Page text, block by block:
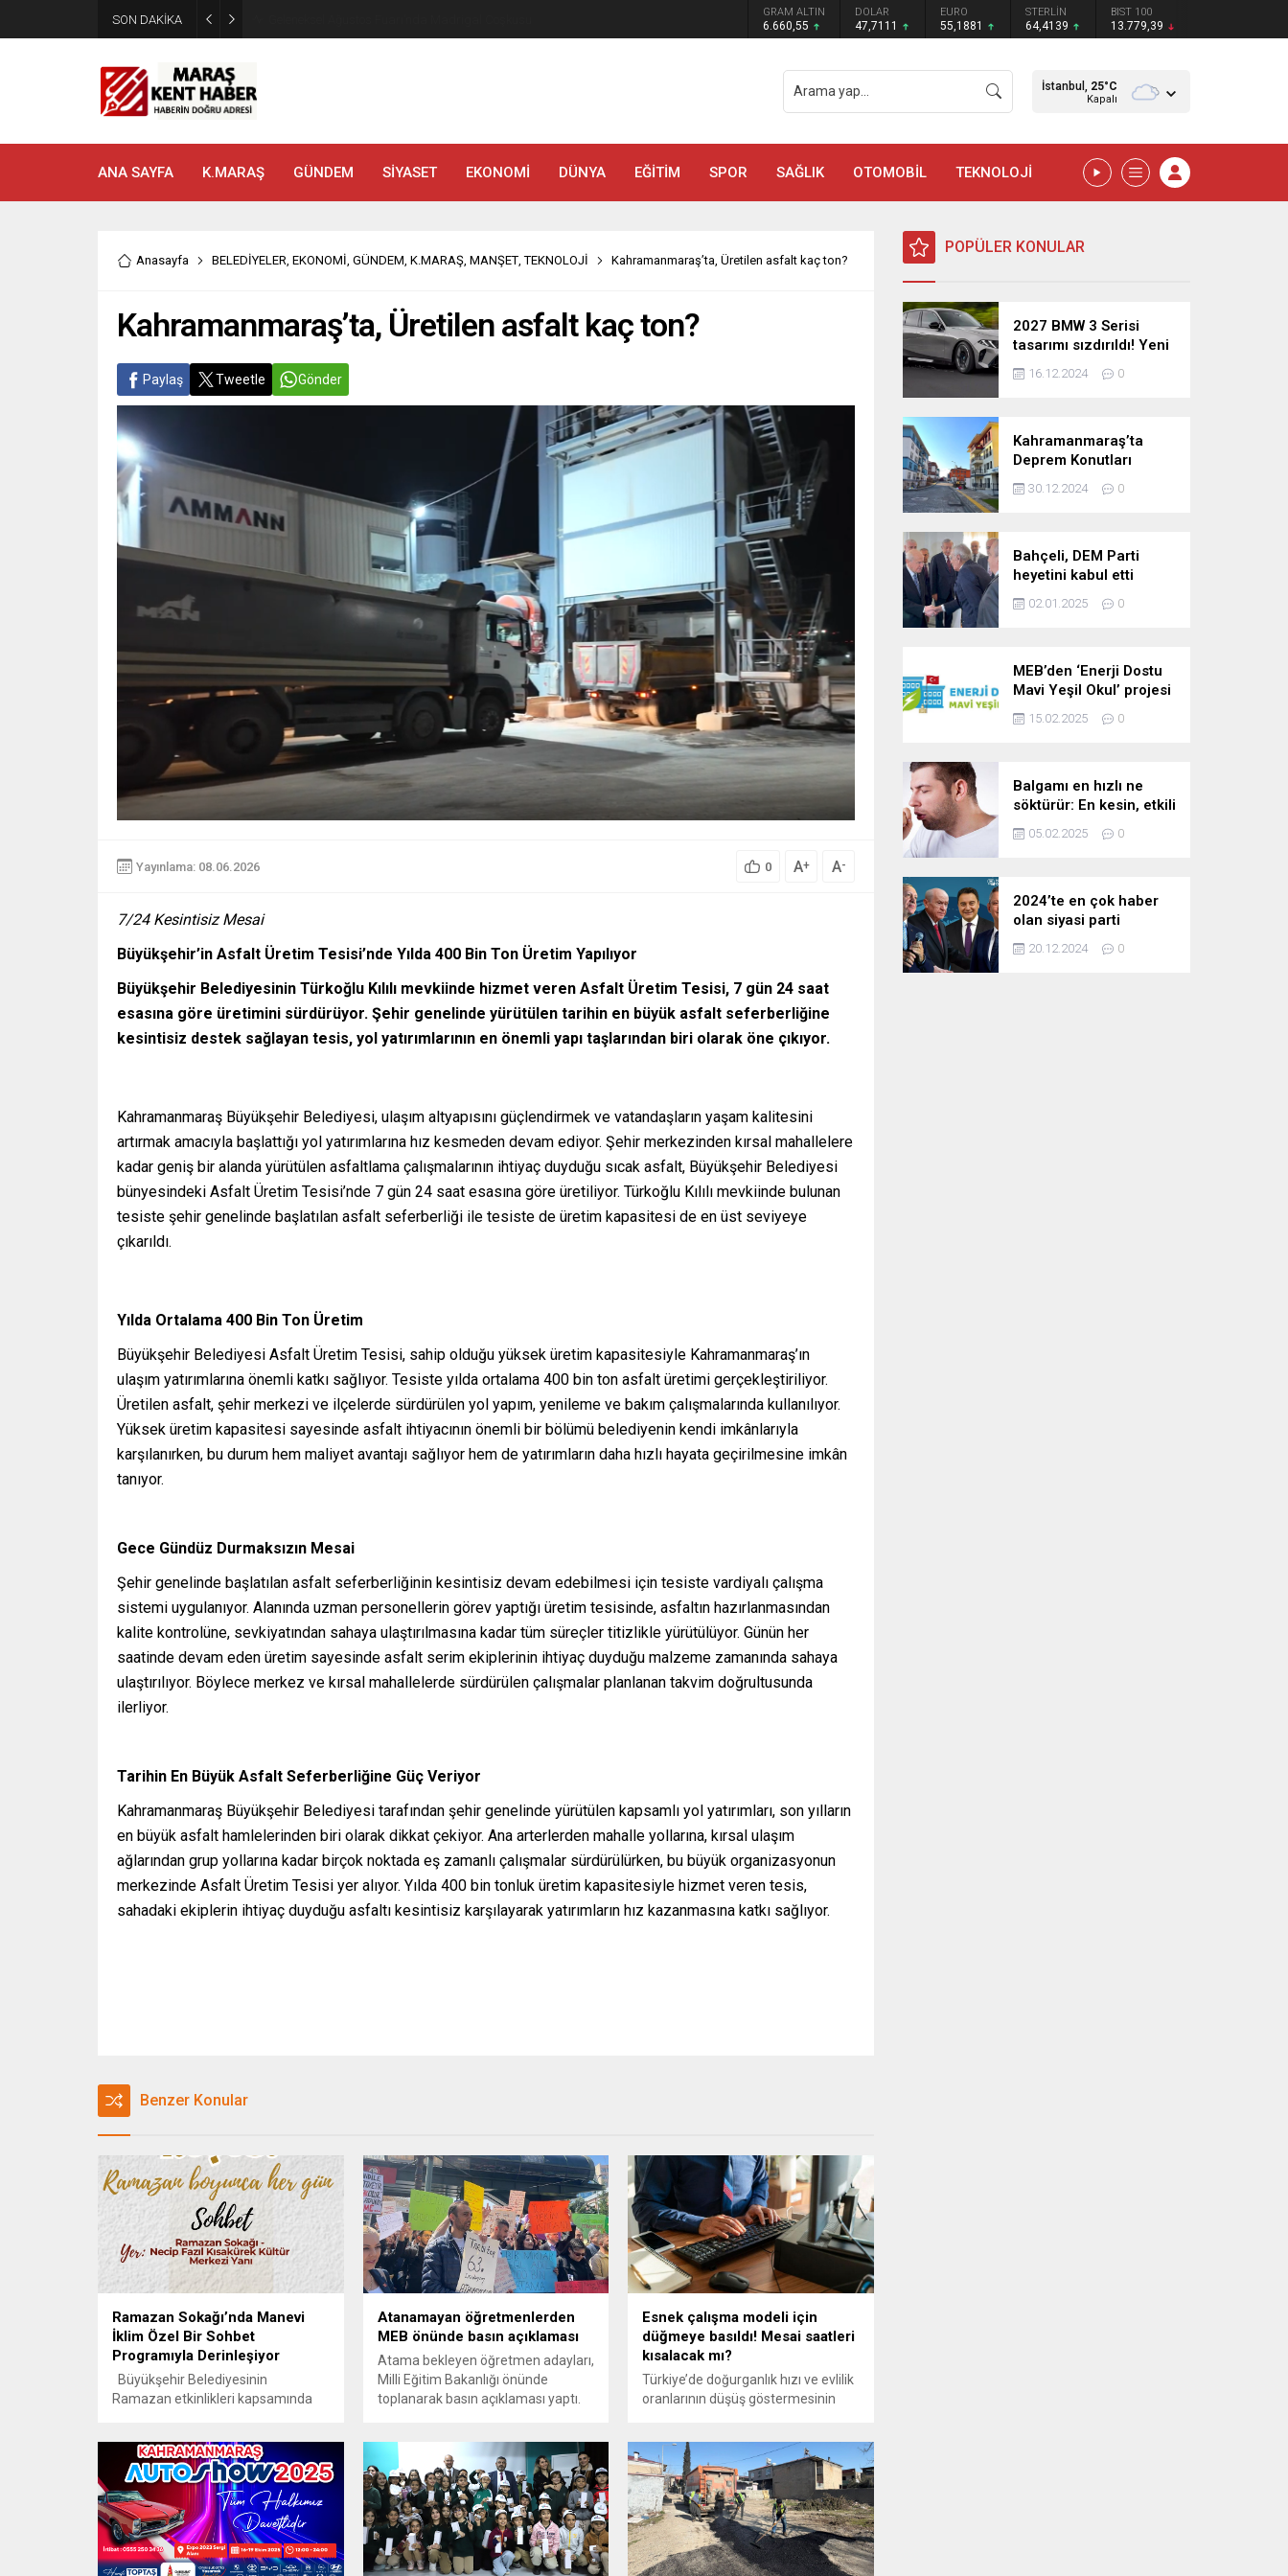
SON DAKİKA GRAM ALTIN
6.660,55
DOLAR
47,7111
EURO
55,1881
STERLİN
64,4139
BIST 100
13.779,39
İstanbul, 25°C
Kapalı
ANA SAYFA K.MARAŞ GÜNDEM SİYASET EKONOMİ DÜNYA EĞİTİM SPOR SAĞLIK OTOMOBİL TEKNOLOJİ
Anasayfa BELEDİYELER, EKONOMİ, GÜNDEM, K.MARAŞ, MANŞET,TEKNOLOJİ Kahramanmaraş’ta, Üretilen asfalt kaç ton?
Kahramanmaraş’ta, Üretilen asfalt kaç ton?
Paylaş Tweetle Gönder
Yayınlama: 08.06.2026 0 A+ A-
7/24 Kesintisiz Mesai
Büyükşehir’in Asfalt Üretim Tesisi’nde Yılda 400 Bin Ton Üretim Yapılıyor
Büyükşehir Belediyesinin Türkoğlu Kılılı mevkiinde hizmet veren Asfalt Üretim Tesisi, 7 gün 24 saat
esasına göre üretimini sürdürüyor. Şehir genelinde yürütülen tarihin en büyük asfalt seferberliğine
kesintisiz destek sağlayan tesis, yol yatırımlarının en önemli yapı taşlarından biri olarak öne çıkıyor.
Kahramanmaraş Büyükşehir Belediyesi, ulaşım altyapısını güçlendirmek ve vatandaşların yaşam kalitesini
artırmak amacıyla başlattığı yol yatırımlarına hız kesmeden devam ediyor. Şehir merkezinden kırsal mahallelere
kadar geniş bir alanda yürütülen asfaltlama çalışmalarının ihtiyaç duyduğu sıcak asfalt, Büyükşehir Belediyesi
bünyesindeki Asfalt Üretim Tesisi’nde 7 gün 24 saat esasına göre üretiliyor. Türkoğlu Kılılı mevkiinde bulunan
tesiste şehir genelinde başlatılan asfalt seferberliği ile tesiste de üretim kapasitesi de en üst seviyeye
çıkarıldı.
Yılda Ortalama 400 Bin Ton Üretim
Büyükşehir Belediyesi Asfalt Üretim Tesisi, sahip olduğu yüksek üretim kapasitesiyle Kahramanmaraş’ın
ulaşım yatırımlarına önemli katkı sağlıyor. Tesiste yılda ortalama 400 bin ton asfalt üretimi gerçekleştiriliyor.
Üretilen asfalt, şehir merkezi ve ilçelerde sürdürülen yol yapım, yenileme ve bakım çalışmalarında kullanılıyor.
Yüksek üretim kapasitesi sayesinde asfalt ihtiyacının önemli bir bölümü belediyenin kendi imkânlarıyla
karşılanırken, bu durum hem maliyet avantajı sağlıyor hem de yatırımların daha hızlı hayata geçirilmesine imkân
tanıyor.
Gece Gündüz Durmaksızın Mesai
Şehir genelinde başlatılan asfalt seferberliğinin kesintisiz devam edebilmesi için tesiste vardiyalı çalışma
sistemi uygulanıyor. Alanında uzman personellerin görev yaptığı üretim tesisinde, asfaltın hazırlanmasından
kalite kontrolüne, sevkiyatından sahaya ulaştırılmasına kadar tüm süreçler titizlikle yürütülüyor. Günün her
saatinde devam eden üretim sayesinde asfalt serim ekiplerinin ihtiyaç duyduğu malzeme zamanında sahaya
ulaştırılıyor. Böylece merkez ve kırsal mahallelerde sürdürülen çalışmalar planlanan takvim doğrultusunda
ilerliyor.
Tarihin En Büyük Asfalt Seferberliğine Güç Veriyor
Kahramanmaraş Büyükşehir Belediyesi tarafından şehir genelinde yürütülen kapsamlı yol yatırımları, son yılların
en büyük asfalt hamlelerinden biri olarak dikkat çekiyor. Ana arterlerden mahalle yollarına, kırsal ulaşım
ağlarından grup yollarına kadar birçok noktada eş zamanlı çalışmalar sürdürülürken, bu büyük organizasyonun
merkezinde Asfalt Üretim Tesisi yer alıyor. Yılda 400 bin tonluk üretim kapasitesiyle hizmet veren tesis,
sahadaki ekiplerin ihtiyaç duyduğu asfaltı kesintisiz karşılayarak yatırımların hız kazanmasına katkı sağlıyor.
Benzer Konular
Ramazan Sokağı’nda Manevi
İklim Özel Bir Sohbet
Programıyla Derinleşiyor
Büyükşehir Belediyesinin
Ramazan etkinlikleri kapsamında
Üniversitesi İslami İlimler Fakültesi
Dekanı Prof. Dr. Hasan Kamil
Yılmaz’ın katılımıyla özel bir sohbet
programı gerçekleştirilecek.
Kahramanmaraş Büyükşehir
Belediyesi, Ramazan ayının huzur
ve kardeşlik iklimini şehir genelinde
Atanamayan öğretmenlerden
MEB önünde basın açıklaması
Atama bekleyen öğretmen adayları,
Milli Eğitim Bakanlığı önünde
toplanarak basın açıklaması yaptı.
Esnek çalışma modeli için
düğmeye basıldı! Mesai saatleri
kısalacak mı?
Türkiye’de doğurganlık hızı ve evlilik
oranlarının düşüş göstermesinin
çalışma hayatından kopmaması için
birçok yeni model için düğmeye
basıldı. Bunların en başında ise
esnek çalışma modeli ve bazı
destekler geliyor. Peki mesai
saatleri kısalır mı? İşte detaylar...
POPÜLER KONULAR
2027 BMW 3 Serisi
tasarımı sızdırıldı! Yeni
nesil sedan’dan
şaşırtıcı yenilikler!
16.12.2024 0
Kahramanmaraş’ta
Deprem Konutları
2025’te Teslim Edilecek
30.12.2024 0
Bahçeli, DEM Parti
heyetini kabul etti
02.01.2025 0
MEB’den ‘Enerji Dostu
Mavi Yeşil Okul’ projesi
15.02.2025 0
Balgamı en hızlı ne
söktürür: En kesin, etkili
ve çabuk balgam
söktürücü kür!
05.02.2025 0
2024’te en çok haber
olan siyasi parti
liderleri! Zirvedeki isim
fark attı
20.12.2024 0